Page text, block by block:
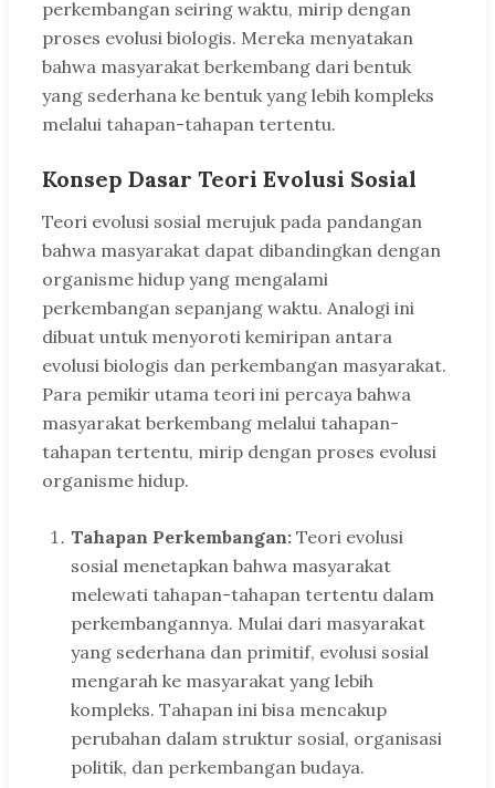
perkembangan seiring waktu, mirip dengan
proses evolusi biologis. Mereka menyatakan
bahwa masyarakat berkembang dari bentuk
yang sederhana ke bentuk yang lebih kompleks
melalui tahapan-tahapan tertentu.
Konsep Dasar Teori Evolusi Sosial
Teori evolusi sosial merujuk pada pandangan
bahwa masyarakat dapat dibandingkan dengan
organisme hidup yang mengalami
perkembangan sepanjang waktu. Analogi ini
dibuat untuk menyoroti kemiripan antara
evolusi biologis dan perkembangan masyarakat.
Para pemikir utama teori ini percaya bahwa
masyarakat berkembang melalui tahapan-
tahapan tertentu, mirip dengan proses evolusi
organisme hidup.
Tahapan Perkembangan: Teori evolusi
sosial menetapkan bahwa masyarakat
melewati tahapan-tahapan tertentu dalam
perkembangannya. Mulai dari masyarakat
yang sederhana dan primitif, evolusi sosial
mengarah ke masyarakat yang lebih
kompleks. Tahapan ini bisa mencakup
perubahan dalam struktur sosial, organisasi
politik, dan perkembangan budaya.